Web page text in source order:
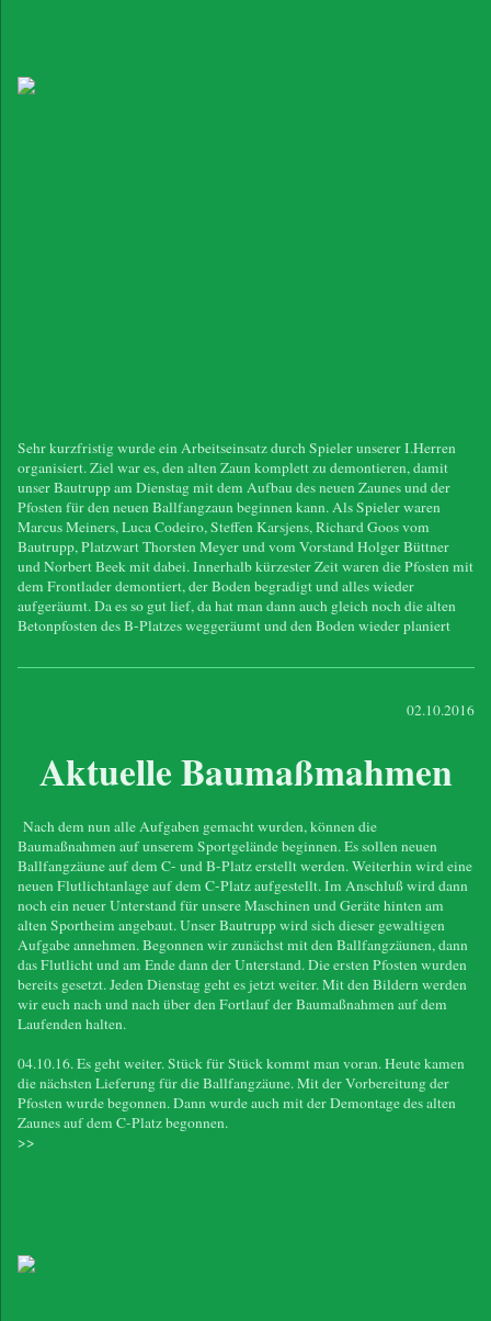
Sehr kurzfristig wurde ein Arbeitseinsatz durch Spieler unserer I.Herren
organisiert. Ziel war es, den alten Zaun komplett zu demontieren, damit
unser Bautrupp am Dienstag mit dem Aufbau des neuen Zaunes und der
Pfosten für den neuen Ballfangzaun beginnen kann. Als Spieler waren
Marcus Meiners, Luca Codeiro, Steffen Karsjens, Richard Goos vom
Bautrupp, Platzwart Thorsten Meyer und vom Vorstand Holger Büttner
und Norbert Beek mit dabei. Innerhalb kürzester Zeit waren die Pfosten mit
dem Frontlader demontiert, der Boden begradigt und alles wieder
aufgeräumt. Da es so gut lief, da hat man dann auch gleich noch die alten
Betonpfosten des B-Platzes weggeräumt und den Boden wieder planiert
02.10.2016
Aktuelle Baumaßmahmen
Nach dem nun alle Aufgaben gemacht wurden, können die
Baumaßnahmen auf unserem Sportgelände beginnen. Es sollen neuen
Ballfangzäune auf dem C- und B-Platz erstellt werden. Weiterhin wird eine
neuen Flutlichtanlage auf dem C-Platz aufgestellt. Im Anschluß wird dann
noch ein neuer Unterstand für unsere Maschinen und Geräte hinten am
alten Sportheim angebaut. Unser Bautrupp wird sich dieser gewaltigen
Aufgabe annehmen. Begonnen wir zunächst mit den Ballfangzäunen, dann
das Flutlicht und am Ende dann der Unterstand. Die ersten Pfosten wurden
bereits gesetzt. Jeden Dienstag geht es jetzt weiter. Mit den Bildern werden
wir euch nach und nach über den Fortlauf der Baumaßnahmen auf dem
Laufenden halten.
04.10.16. Es geht weiter. Stück für Stück kommt man voran. Heute kamen
die nächsten Lieferung für die Ballfangzäune. Mit der Vorbereitung der
Pfosten wurde begonnen. Dann wurde auch mit der Demontage des alten
Zaunes auf dem C-Platz begonnen.
>>